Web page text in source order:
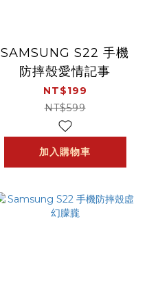
SAMSUNG S22 手機
防摔殼愛情記事
NT$199
NT$599
加入購物車